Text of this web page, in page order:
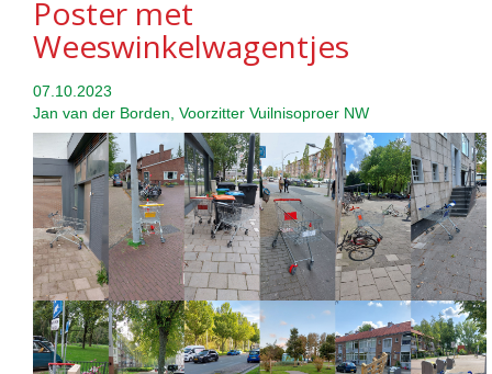
Poster met
Weeswinkelwagentjes
07.10.2023
Jan van der Borden, Voorzitter Vuilnisoproer NW